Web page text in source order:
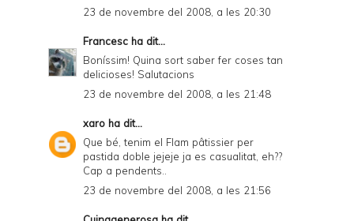
23 de novembre del 2008, a les 20:30
Francesc ha dit...
Boníssim! Quina sort saber fer coses tan
delicioses! Salutacions
23 de novembre del 2008, a les 21:48
xaro ha dit...
Que bé, tenim el Flam pâtissier per
pastida doble jejeje ja es casualitat, eh??
Cap a pendents..
23 de novembre del 2008, a les 21:56